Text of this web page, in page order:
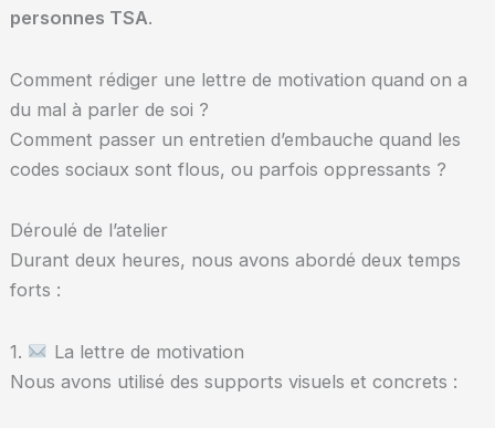
personnes TSA.
Comment rédiger une lettre de motivation quand on a
du mal à parler de soi ?
Comment passer un entretien d’embauche quand les
codes sociaux sont flous, ou parfois oppressants ?
Déroulé de l’atelier
Durant deux heures, nous avons abordé deux temps
forts :
1.
La lettre de motivation
Nous avons utilisé des supports visuels et concrets :